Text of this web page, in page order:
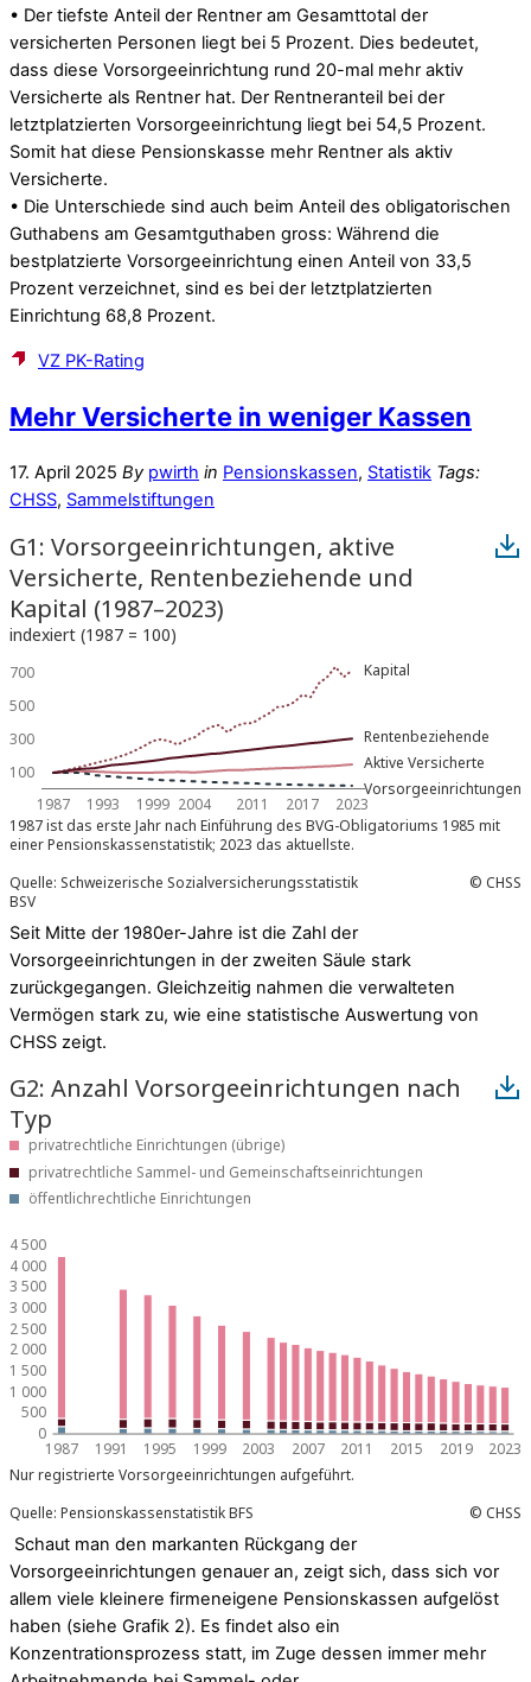
• Der tiefste Anteil der Rentner am Gesamttotal der
versicherten Personen liegt bei 5 Prozent. Dies bedeutet,
dass diese Vorsorgeeinrichtung rund 20-mal mehr aktiv
Versicherte als Rentner hat. Der Rentneranteil bei der
letztplatzierten Vorsorgeeinrichtung liegt bei 54,5 Prozent.
Somit hat diese Pensionskasse mehr Rentner als aktiv
Versicherte.
• Die Unterschiede sind auch beim Anteil des obligatorischen
Guthabens am Gesamtguthaben gross: Während die
bestplatzierte Vorsorgeeinrichtung einen Anteil von 33,5
Prozent verzeichnet, sind es bei der letztplatzierten
Einrichtung 68,8 Prozent.
VZ PK-Rating
Mehr Versicherte in weniger Kassen
17. April 2025 By pwirth in Pensionskassen, Statistik Tags:
CHSS, Sammelstiftungen
Seit Mitte der 1980er-Jahre ist die Zahl der
Vorsorgeeinrichtungen in der zweiten Säule stark
zurückgegangen. Gleichzeitig nahmen die verwalteten
Vermögen stark zu, wie eine statistische Auswertung von
CHSS zeigt.
Schaut man den markanten Rückgang der
Vorsorgeeinrichtungen genauer an, zeigt sich, dass sich vor
allem viele kleinere firmeneigene Pensionskassen aufgelöst
haben (siehe Grafik 2). Es findet also ein
Konzentrationsprozess statt, im Zuge dessen immer mehr